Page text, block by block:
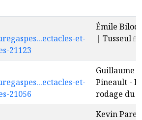
et-
21123
Émile
| Tusseulfr
et-
21056
Guillaume
Pineault -
rodage du
Kevin